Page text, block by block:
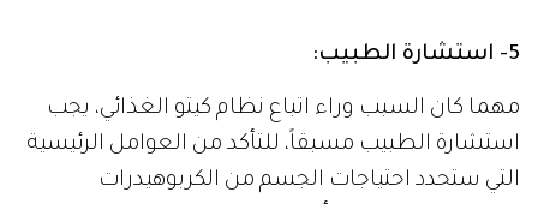
5- استشارة الطبيب:
مهما كان السبب وراء اتباع نظام كيتو الغذائي، يجب
استشارة الطبيب مسبقاً، للتأكد من العوامل الرئيسية
التي ستحدد احتياجات الجسم من الكربوهيدرات